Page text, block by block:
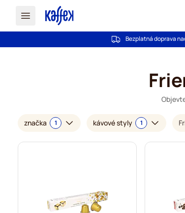
Bezplatná doprava
značka 1 kávové styly 1